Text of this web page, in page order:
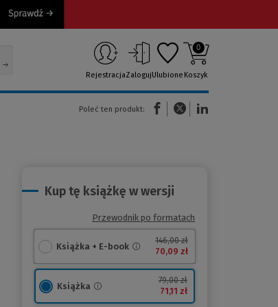
RejestracjaZalogujUlubione
0
Koszyk
Poleć ten produkt:
(Nowe okno)(Link do innej strony)
Kup tę książkę w wersji
Przewodnik po formatach
Książka + E-book
146,00 zł
70,09 zł
Książka
79,00 zł
71,11 zł